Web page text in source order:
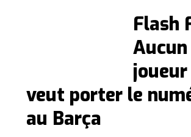
Flash
Aucun
joueur
veut porter le
au Barça